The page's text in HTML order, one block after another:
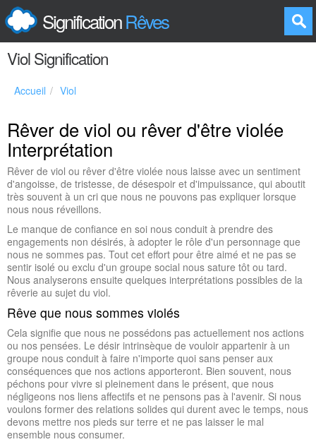
SignificationRêves
Viol Signification
Accueil Viol
Rêver de viol ou rêver d'être violée
Interprétation
Rêver de viol ou rêver d'être violée nous laisse avec un sentiment
d'angoisse, de tristesse, de désespoir et d'impuissance, qui aboutit
très souvent à un cri que nous ne pouvons pas expliquer lorsque
nous nous réveillons.
Le manque de confiance en soi nous conduit à prendre des
engagements non désirés, à adopter le rôle d'un personnage que
nous ne sommes pas. Tout cet effort pour être aimé et ne pas se
sentir isolé ou exclu d'un groupe social nous sature tôt ou tard.
Nous analyserons ensuite quelques interprétations possibles de la
rêverie au sujet du viol.
Rêve que nous sommes violés
Cela signifie que nous ne possédons pas actuellement nos actions
ou nos pensées. Le désir intrinsèque de vouloir appartenir à un
groupe nous conduit à faire n'importe quoi sans penser aux
conséquences que nos actions apporteront. Bien souvent, nous
péchons pour vivre si pleinement dans le présent, que nous
négligeons nos liens affectifs et ne pensons pas à l'avenir. Si nous
voulons former des relations solides qui durent avec le temps, nous
devons mettre nos pieds sur terre et ne pas laisser le mal
ensemble nous consumer.